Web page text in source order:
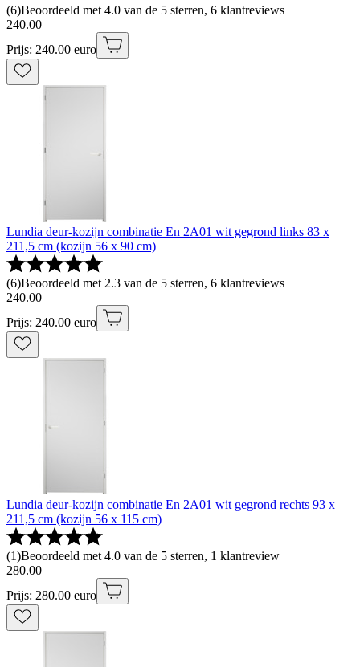
(6)Beoordeeld met 4.0 van de 5 sterren, 6 klantreviews
240.00
Prijs: 240.00 euro
Lundia deur-kozijn combinatie En 2A01 wit gegrond links 83 x
211,5 cm (kozijn 56 x 90 cm)
(6)Beoordeeld met 2.3 van de 5 sterren, 6 klantreviews
240.00
Prijs: 240.00 euro
Lundia deur-kozijn combinatie En 2A01 wit gegrond rechts 93 x
211,5 cm (kozijn 56 x 115 cm)
(1)Beoordeeld met 4.0 van de 5 sterren, 1 klantreview
280.00
Prijs: 280.00 euro